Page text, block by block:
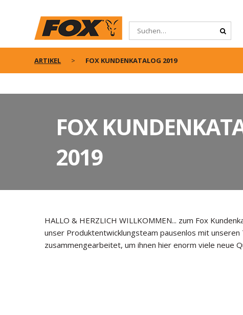
ARTIKEL FOX KUNDENKATALOG 2019
FOX
2019
HALLO & HERZLICH WILLKOMMEN... zum Fox
unser Produktentwicklungsteam pausenlos mit unseren
zusammengearbeitet, um ihnen hier enorm viele neue